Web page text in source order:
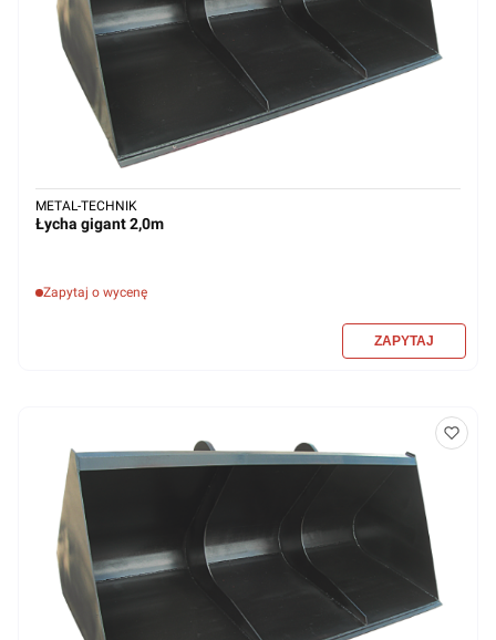
Łycha gigant 2,0m
Zapytaj o wycenę
METAL-TECHNIK